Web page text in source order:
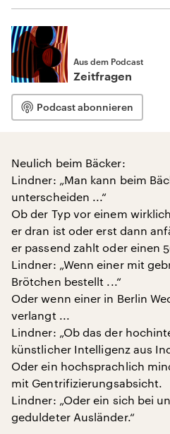
Aus dem Podcast
Zeitfragen
Podcast abonnieren
Neulich beim Bäcker:
Lindner: „Man kann beim
unterscheiden ...“
Ob der Typ vor einem
er dran ist oder erst dann
er passend zahlt oder einen
Lindner: „Wenn einer mit
Brötchen bestellt ...“
Oder wenn einer in Berlin
verlangt ...
Lindner: „Ob das der
künstlicher Intelligenz aus
Oder ein hochsprachlich
mit Gentrifizierungsabsicht.
Lindner: „Oder ein sich bei
geduldeter Ausländer.“